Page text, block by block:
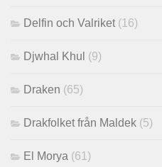
Delfin och Valriket (16)
Djwhal Khul (9)
Draken (65)
Drakfolket från Maldek (5)
El Morya (61)